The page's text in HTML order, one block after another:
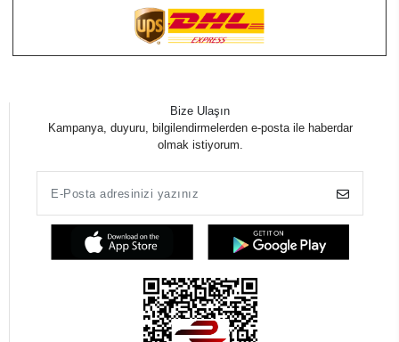
Bize Ulaşın
Kampanya, duyuru, bilgilendirmelerden e-posta ile haberdar
olmak istiyorum.